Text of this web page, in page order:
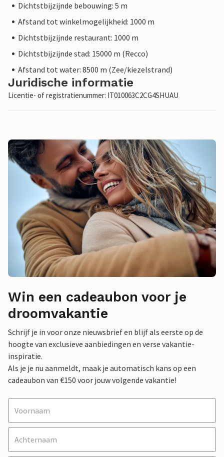
Dichtstbijzijnde bebouwing: 5 m
Afstand tot winkelmogelijkheid: 1000 m
Dichtstbijzijnde restaurant: 1000 m
Dichtstbijzijnde stad: 15000 m (Recco)
Afstand tot water: 8500 m (Zee/kiezelstrand)
Juridische informatie
Licentie- of registratienummer: IT010063C2CG4SHUAU
Win een cadeaubon voor je
droomvakantie
Schrijf je in voor onze nieuwsbrief en blijf als eerste op de
hoogte van exclusieve aanbiedingen en verse vakantie-
inspiratie.
Als je je nu aanmeldt, maak je automatisch kans op een
cadeaubon van €150 voor jouw volgende vakantie!